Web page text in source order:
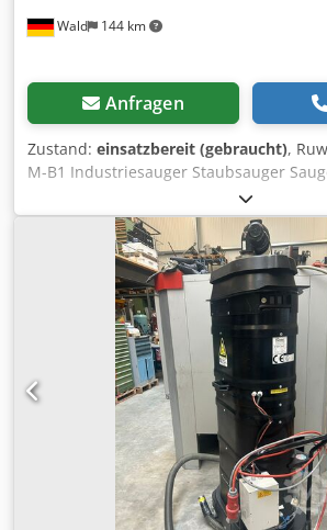
Wald 144 km
Anfragen
Zustand: einsatzbereit (gebraucht),
M-B1 Industriesauger Staubsauger
Hersteller: Ruwac Typ: Modell DS 1220
120 Kg 2,2 kW Ex Klasse: M Sie können
Besichtigung vorbeikommen. Gerne
eine Kostengünstige Spedition
eine ordentliche Rechnung.
Ausländische Kunden kann auch eine
erstellt werden. Vorraussetzung ist
Ust.Indent.Nr. Zwischenverkauf
unseren Shop und sehen Sie sich auch
Angebote an. Angegebene
Warenzeichen sind Eigentum Ihrer
lediglich zur Identifikation und
Abweichungen von technischen Daten
der Beschreibung des Artikels können
bleiben vorbehalten.